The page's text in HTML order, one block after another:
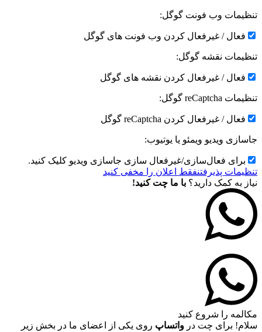
تنظیمات وب فونت گوگل:
فعال / غیرفعال کردن وب فونت های گوگل
تنظیمات نقشه گوگل:
فعال / غیرفعال کردن نقشه های گوگل
تنظیمات reCaptcha گوگل:
فعال / غیرفعال کردن reCaptcha گوگل
جاسازی ویدیو ویمئو یا یوتیوب:
برای فعال‌سازی/غیرفعال سازی جاسازی ویدیو کلیک کنید.
تنظیمات پذیرفتنفقط اعلان را مخفی کنید
نیاز به کمک دارید؟ با ما چت کنید!
مکالمه را شروع کنید
سلام! برای چت در واتساپ روی یکی از اعضای ما در بخش زیر